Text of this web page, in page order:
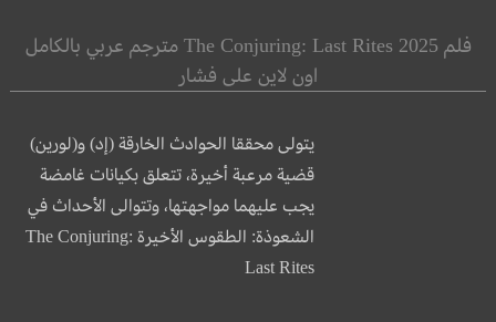
فلم The Conjuring: Last Rites 2025 مترجم عربي بالكامل
اون لاين على فشار
يتولى محققا الحوادث الخارقة (إد) و(لورين)
قضية مرعبة أخيرة، تتعلق بكيانات غامضة
يجب عليهما مواجهتها، وتتوالى الأحداث في
الشعوذة: الطقوس الأخيرة The Conjuring:
Last Rites